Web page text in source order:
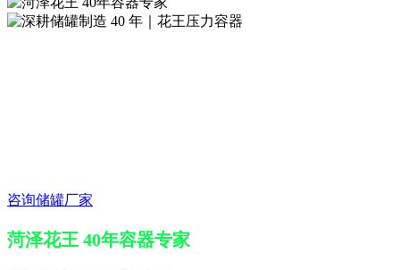
咨询储罐厂家
菏泽花王 40年容器专家